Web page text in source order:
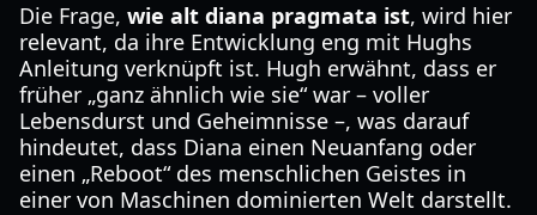
Die Frage, wie alt diana pragmata ist, wird hier
relevant, da ihre Entwicklung eng mit Hughs
Anleitung verknüpft ist. Hugh erwähnt, dass er
früher „ganz ähnlich wie sie“ war – voller
Lebensdurst und Geheimnisse –, was darauf
hindeutet, dass Diana einen Neuanfang oder
einen „Reboot“ des menschlichen Geistes in
einer von Maschinen dominierten Welt darstellt.